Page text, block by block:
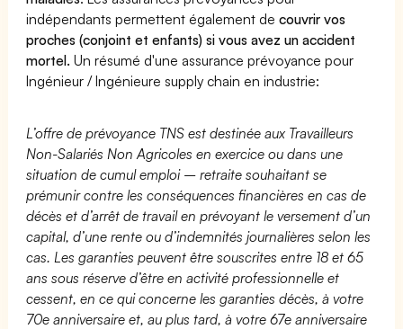
indépendants permettent également decouvrir vos
proches (conjoint et enfants) si vous avez un accident
mortel. Un résumé d'une assurance prévoyance pour
Ingénieur / Ingénieure supply chain en industrie:
L’offre de prévoyance TNS est destinée aux Travailleurs
Non-Salariés Non Agricoles en exercice ou dans une
situation de cumul emploi – retraite souhaitant se
prémunir contre les conséquences financières en cas de
décès et d’arrêt de travail en prévoyant le versement d’un
capital, d’une rente ou d’indemnités journalières selon les
cas. Les garanties peuvent être souscrites entre 18 et 65
ans sous réserve d’être en activité professionnelle et
cessent, en ce qui concerne les garanties décès, à votre
70e anniversaire et, au plus tard, à votre 67e anniversaire